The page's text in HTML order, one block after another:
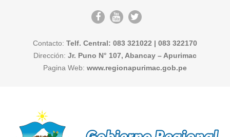
Contacto: Telf. Central: 083 321022 | 083 322170
Dirección: Jr. Puno N° 107, Abancay – Apurimac
Pagina Web: www.regionapurimac.gob.pe